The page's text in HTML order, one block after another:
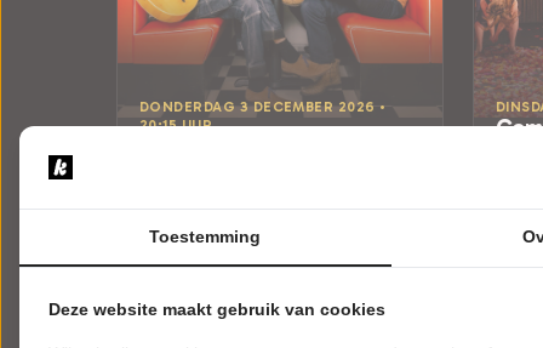
DONDERDAG 3 DECEMBER 2026 •
20:15 UUR
POPULAIRE MUZIEK
Tickets
Toestemming
Deze website maakt gebruik van cookies